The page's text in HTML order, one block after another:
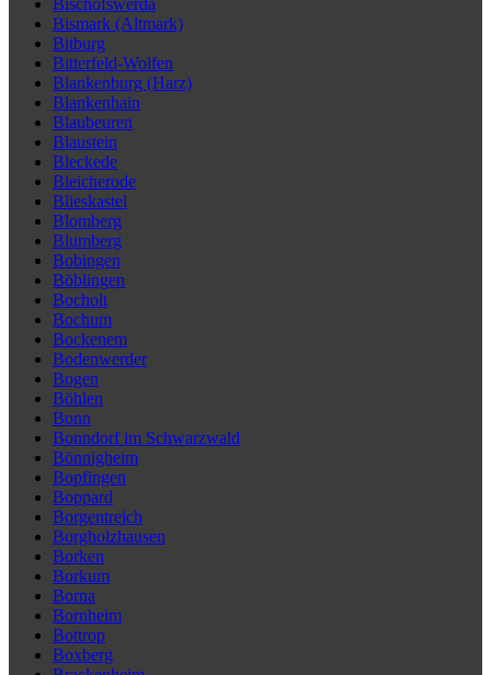
Bischofswerda
Bismark (Altmark)
Bitburg
Bitterfeld-Wolfen
Blankenburg (Harz)
Blankenhain
Blaubeuren
Blaustein
Bleckede
Bleicherode
Blieskastel
Blomberg
Blumberg
Bobingen
Böblingen
Bocholt
Bochum
Bockenem
Bodenwerder
Bogen
Böhlen
Bonn
Bonndorf im Schwarzwald
Bönnigheim
Bopfingen
Boppard
Borgentreich
Borgholzhausen
Borken
Borkum
Borna
Bornheim
Bottrop
Boxberg